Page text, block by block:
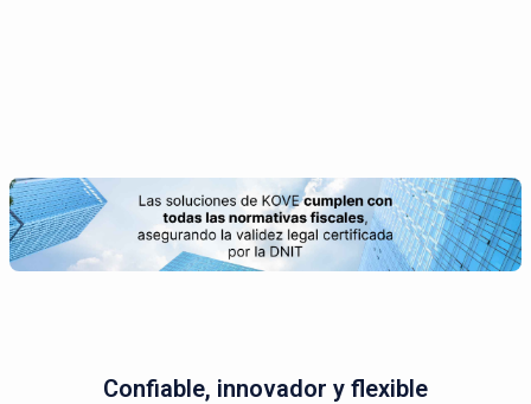
Confiable, innovador y flexible